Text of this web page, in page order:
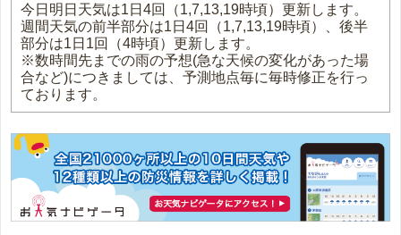
今日明日天気は1日4回（1,7,13,19時頃）更新します。
週間天気の前半部分は1日4回（1,7,13,19時頃）、後半
部分は1日1回（4時頃）更新します。
※数時間先までの雨の予想(急な天候の変化があった場
合など)につきましては、予測地点毎に毎時修正を行っ
ております。